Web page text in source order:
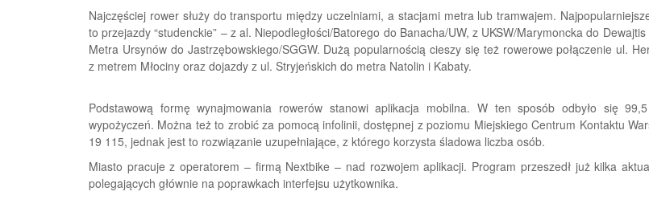
Najczęściej rower służy do transportu między uczelniami, a stacjami metra lub tramwajem.
to przejazdy “studenckie” – z al. Niepodległości/Batorego do Banacha/UW, z UKSW/Marymoncka do
Metra Ursynów do Jastrzębowskiego/SGGW. Dużą popularnością cieszy się też rowerowe połączenie ul.
z metrem Młociny oraz dojazdy z ul. Stryjeńskich do metra Natolin i Kabaty.
Podstawową formę wynajmowania rowerów stanowi aplikacja mobilna. W ten sposób odbyło się
wypożyczeń. Można też to zrobić za pomocą infolinii, dostępnej z poziomu Miejskiego Centrum Kontaktu
19 115, jednak jest to rozwiązanie uzupełniające, z którego korzysta śladowa liczba osób.
Miasto pracuje z operatorem – firmą Nextbike – nad rozwojem aplikacji. Program przeszedł już kilka
polegających głównie na poprawkach interfejsu użytkownika.